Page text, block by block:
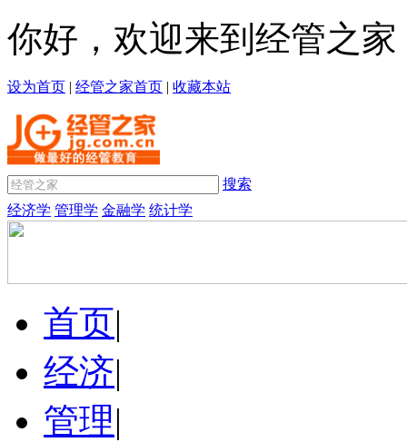
你好，欢迎来到经管之家
设为首页 | 经管之家首页 | 收藏本站
搜索
经济学 管理学 金融学 统计学
首页|
经济|
管理|